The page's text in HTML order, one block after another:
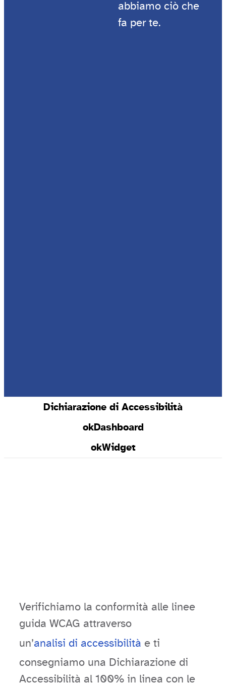
abbiamo ciò che
fa per te.
Dichiarazione di Accessibilità
okDashboard
okWidget
Verifichiamo la conformità alle linee
guida WCAG attraverso
un’analisi di accessibilità e ti
consegniamo una Dichiarazione di
Accessibilità al 100% in linea con le